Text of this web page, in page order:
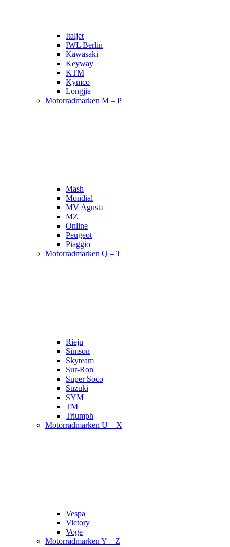
Italjet
IWL Berlin
Kawasaki
Keyway
KTM
Kymco
Longjia
Motorradmarken M – P
Mash
Mondial
MV Agusta
MZ
Online
Peugeot
Piaggio
Motorradmarken Q – T
Rieju
Simson
Skyteam
Sur-Ron
Super Soco
Suzuki
SYM
TM
Triumph
Motorradmarken U – X
Vespa
Victory
Voge
Motorradmarken Y – Z